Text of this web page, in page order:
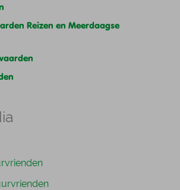
Reizen en Meerdaagse